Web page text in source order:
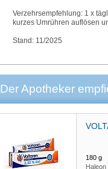
Verzehrsempfehlung: 1 x
kurzes Umrühren auflösen
Stand: 11/2025
Der Apotheker
180g